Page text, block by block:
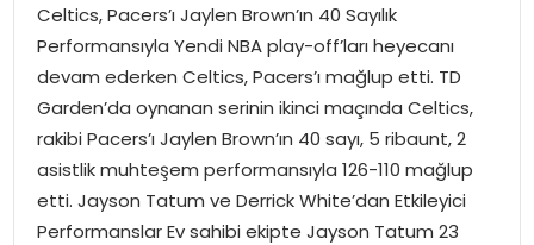
EKONOMI
SIYASET
EĞITIM
YAŞAM
Celtics, Pacers’ı Jaylen Brown’ın 40 Sayılık
Performansıyla Yendi NBA play-off’ları heyecanı
devam ederken Celtics, Pacers’ı mağlup etti. TD
Garden’da oynanan serinin ikinci maçında Celtics,
rakibi Pacers’ı Jaylen Brown’ın 40 sayı, 5 ribaunt, 2
asistlik muhteşem performansıyla 126-110 mağlup
etti. Jayson Tatum ve Derrick White’dan Etkileyici
Performanslar Ev sahibi ekipte Jayson Tatum 23